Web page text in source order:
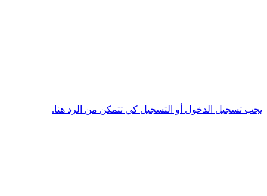
يجب تسجيل الدخول أو التسجيل كي تتمكن من الرد هنا.